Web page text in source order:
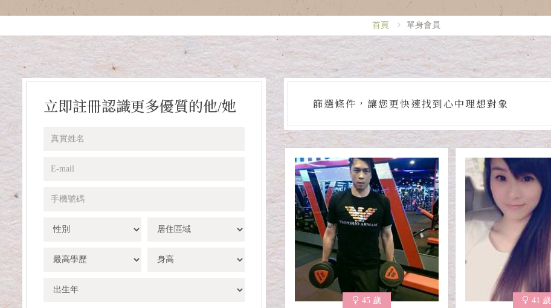
首頁 單身會員
篩選條件，讓您更快速找到心中理想對象
45 歲 41 歲
立即註冊認識更多優質的他/她
實
名
手